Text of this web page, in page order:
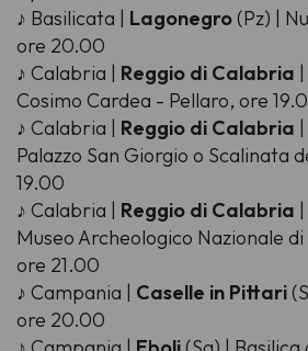
♪ Basilicata | Lagonegro(Pz) |
ore 20.00
♪ Calabria | Reggio di Calabria
Cosimo Cardea - Pellaro, ore
♪ Calabria | Reggio di Calabria
Palazzo San Giorgio o Scalinata
19.00
♪ Calabria | Reggio di Calabria
Museo Archeologico Nazionale
ore 21.00
♪ Campania | Caselle in Pittari
ore 20.00